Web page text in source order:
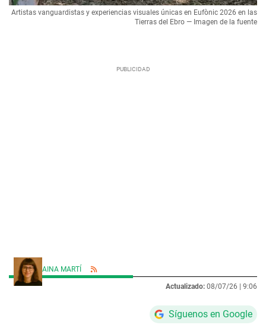
Artistas vanguardistas y experiencias visuales únicas en Eufònic 2026 en las
Tierras del Ebro — Imagen de la fuente
AINA MARTÍ
Actualizado: 08/07/26 | 9:06
Síguenos en Google